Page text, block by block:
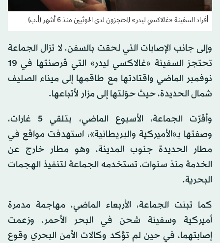
أفراد السفينة «غالاكسي ليدر» المحتجزون لدى الحوثيين منذ 6 أشهر (أ.ب)
وإلى جانب الإصابات التي لحقت بالسفن، لا تزال الجماعة
تحتجز السفينة «غالاكسي ليدر» التي قرصنتها في 19
نوفمبر الماضي واقتادتها مع طاقمها إلى ميناء الصليف
شمال الحديدة، حيث حوّلتها إلى مزار لأتباعها.
وأقرّت الجماعة، الأسبوع الماضي، بتلقي 5 غارات،
وصفتها بـ«الأميركية والبريطانية»، استهدفت مواقع في
مطار الحديدة جنوب المدينة، وهو مطار خارج عن
الخدمة منذ سنوات، تستخدمه الجماعة لتنفيذ الهجمات
البحرية.
كما تبنت الجماعة، الأربعاء الماضي، مهاجمة مدمرة
أميركية وسفينة شحن في البحر الأحمر، وزعمت
إصابتهما، في حين لم تؤكد وكالات الأمن البحري وقوع